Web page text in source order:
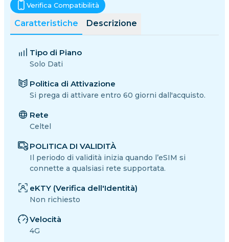
Caratteristiche Descrizione
Verifica Compatibilità
Tipo di Piano
Solo Dati
Politica di Attivazione
Si prega di attivare entro 60 giorni dall'acquisto.
Rete
Celtel
POLITICA DI VALIDITÀ
Il periodo di validità inizia quando l’eSIM si
connette a qualsiasi rete supportata.
eKTY (Verifica dell'Identità)
Non richiesto
Velocità
4G